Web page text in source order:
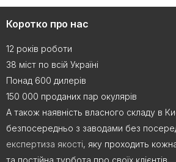
Коротко про нас
12 років роботи
38 міст по всій Україні
Понад 600 дилерів
150 000 проданих пар окулярів
А також наявність власного складу в
безпосередньо з заводами без
експертиза якості, яку проходить
та постійна турбота про своїх клієнтів.